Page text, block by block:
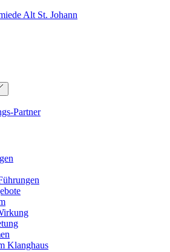
Partner
Klanghaus